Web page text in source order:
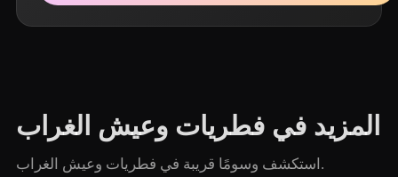
المزيد في فطريات وعيش الغراب
استكشف وسومًا قريبة في فطريات وعيش الغراب.